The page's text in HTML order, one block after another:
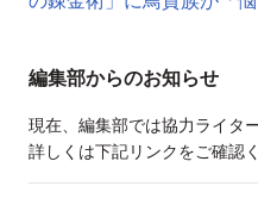
編集部からのお知らせ
現在、編集部では協力ライタ
詳しくは下記リンクをご確認